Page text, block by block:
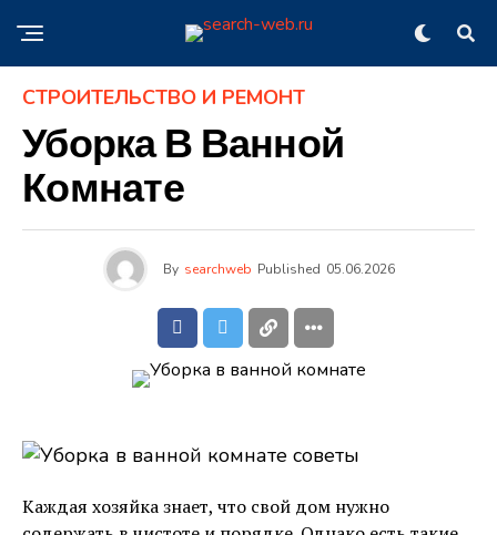
СТРОИТЕЛЬСТВО И РЕМОНТ
Уборка В Ванной
Комнате
By searchweb Published 05.06.2026
Каждая хозяйка знает, что свой дом нужно